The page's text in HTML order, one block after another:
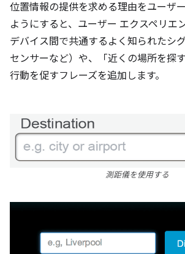
位置情報の提供を求める理由をユーザ
ようにすると、ユーザー エクスペリエ
デバイス間で共通するよく知られたシ
センサーなど）や、「近くの場所を探
行動を促すフレーズを追加します。
測距儀を使用する